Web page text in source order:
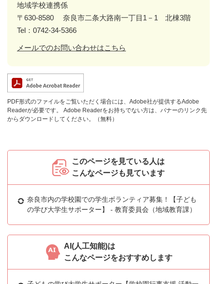
地域学校連携係
〒630-8580
奈良市二条大路南一丁目1－1 北棟3階
Tel：0742-34-5366
メールでのお問い合わせはこちら
PDF形式のファイルをご覧いただく場合には、Adobe社が提供するAdobe
Readerが必要です。
Adobe Readerをお持ちでない方は、バナーのリンク先
からダウンロードしてください。（無料）
このページを見ている人は
こんなページも見ています
奈良市内の学校園での学生ボランティア募集！【子ども
の学び大学生サポーター】 - 教育委員会（地域教育課）
AI(人工知能)は
こんなページをおすすめします